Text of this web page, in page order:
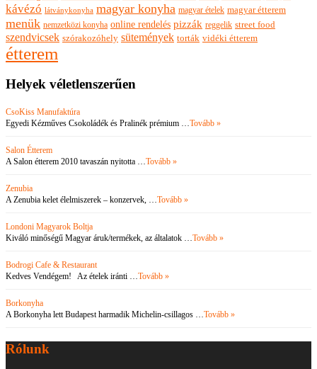
kávézó látványkonyha magyar konyha magyar ételek magyar étterem
menük nemzetközi konyha online rendelés pizzák reggelik street food
szendvicsek szórakozóhely sütemények torták vidéki étterem
étterem
Helyek véletlenszerűen
CsoKiss Manufaktúra
Egyedi Kézműves Csokoládék és Pralinék prémium …Tovább »
Salon Étterem
A Salon étterem 2010 tavaszán nyitotta …Tovább »
Zenubia
A Zenubia kelet élelmiszerek – konzervek, …Tovább »
Londoni Magyarok Boltja
Kiváló minőségű Magyar áruk/termékek, az általatok …Tovább »
Bodrogi Cafe & Restaurant
Kedves Vendégem! Az ételek iránti …Tovább »
Borkonyha
A Borkonyha lett Budapest harmadik Michelin-csillagos …Tovább »
Rólunk